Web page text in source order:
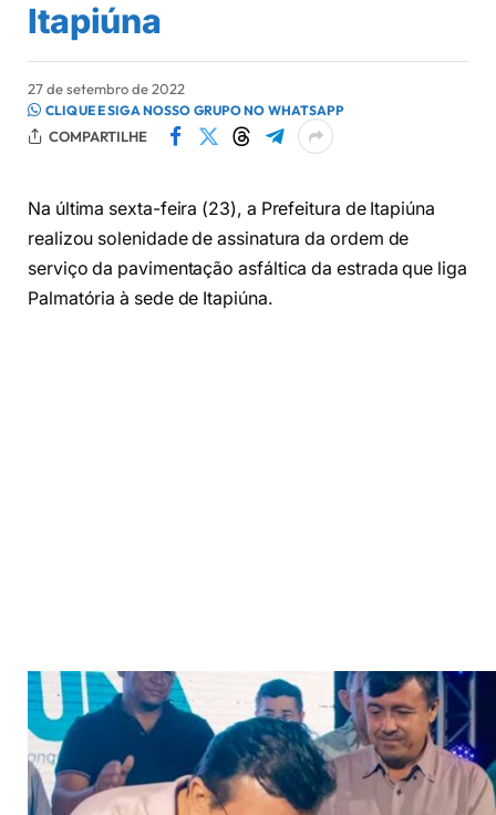
Itapiúna
27 de setembro de 2022
CLIQUE E SIGA NOSSO GRUPO NO WHATSAPP
COMPARTILHE
Na última sexta-feira (23), a Prefeitura de Itapiúna
realizou solenidade de assinatura da ordem de
serviço da pavimentação asfáltica da estrada que liga
Palmatória à sede de Itapiúna.